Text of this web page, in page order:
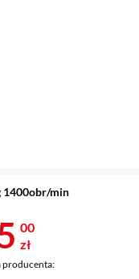
1400obr/min
1 195 zł
00
zł
producenta: